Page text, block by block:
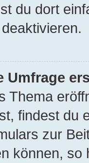
du dort
Umfrage
Thema
findest du
zur
können,